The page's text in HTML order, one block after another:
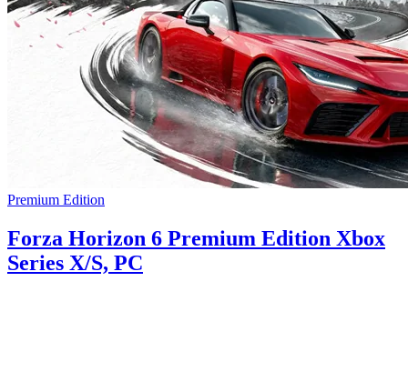
Premium Edition
Forza Horizon 6 Premium Edition Xbox
Series X/S, PC